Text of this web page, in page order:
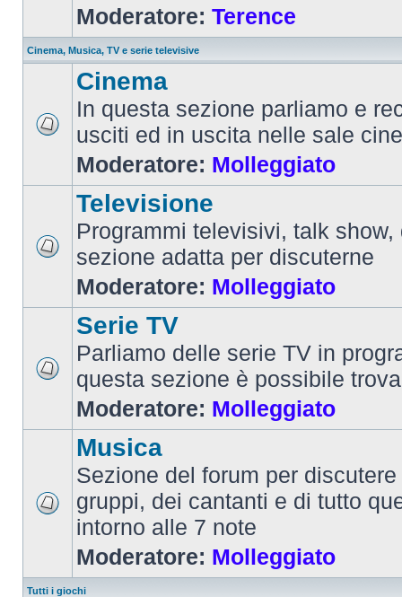
Moderatore: Terence
Cinema, Musica, TV e serie televisive
Cinema
In questa sezione parliamo e
usciti ed in uscita nelle sale
Moderatore: Molleggiato
Televisione
Programmi televisivi, talk show,
sezione adatta per discuterne
Moderatore: Molleggiato
Serie TV
Parliamo delle serie TV in
questa sezione è possibile
Moderatore: Molleggiato
Musica
Sezione del forum per
gruppi, dei cantanti e di tutto
intorno alle 7 note
Moderatore: Molleggiato
Tutti i giochi